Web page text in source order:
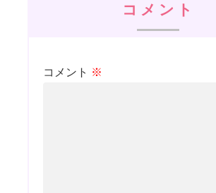
コメント
コメント ※